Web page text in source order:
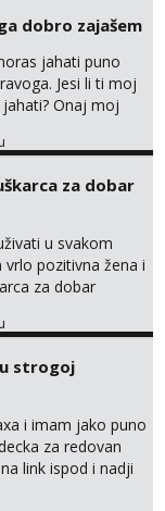
dobro zajašem
jahati puno
Jesi li ti moj
Onaj moj
tamo....
za dobar
u svakom
vrlo pozitivna žena i
za dobar
cekam te!
strogoj
i imam jako puno
za redovan
link ispod i nadji